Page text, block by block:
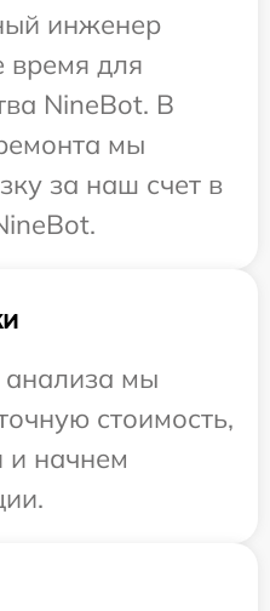
инженер
время для
NineBot. В
мы
за наш счет в
анализа мы
стоимость,
и начнем